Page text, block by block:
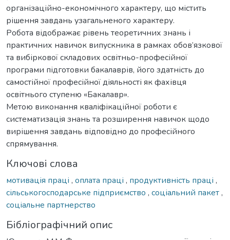
організаційно-економічного характеру, що містить
рішення завдань узагальненого характеру.
Робота відображає рівень теоретичних знань і
практичних навичок випускника в рамках обов’язкової
та вибіркової складових освітньо-професійної
програми підготовки бакалаврів, його здатність до
самостійної професійної діяльності як фахівця
освітнього ступеню «Бакалавр».
Метою виконання кваліфікаційної роботи є
систематизація знань та розширення навичок щодо
вирішення завдань відповідно до професійного
спрямування.
Ключові слова
мотивація праці , оплата праці , продуктивність праці ,
сільськогосподарське підприємство , соціальний пакет,
соціальне партнерство
Бібліографічний опис